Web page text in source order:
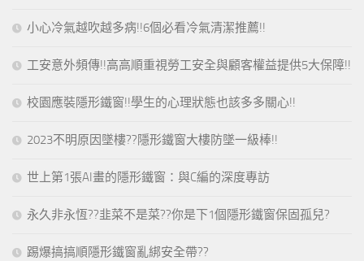
小心冷氣越吹越多病!!6個必看冷氣清潔推薦!!
工安意外頻傳!!高高順重視勞工安全與顧客權益提供5大保障!!
校園應裝隱形鐵窗!!學生的心理狀態也該多多關心!!
2023不明原因墜樓??隱形鐵窗大樓防墜一級棒!!
世上第1張AI畫的隱形鐵窗：與C編的深度專訪
永久非永恆??韭菜不是菜??你是下1個隱形鐵窗保固孤兒?
踢爆搞搞順隱形鐵窗亂綁安全帶??